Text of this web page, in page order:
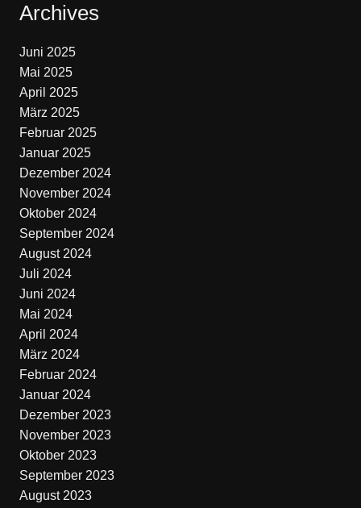
Archives
Juni 2025
Mai 2025
April 2025
März 2025
Februar 2025
Januar 2025
Dezember 2024
November 2024
Oktober 2024
September 2024
August 2024
Juli 2024
Juni 2024
Mai 2024
April 2024
März 2024
Februar 2024
Januar 2024
Dezember 2023
November 2023
Oktober 2023
September 2023
August 2023